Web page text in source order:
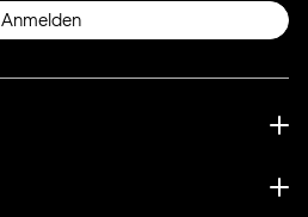
Anmelden